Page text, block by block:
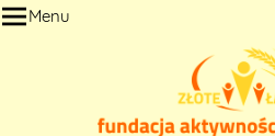
Przejdź
Menu